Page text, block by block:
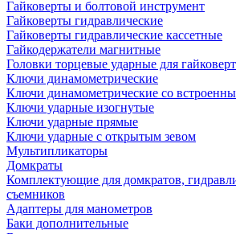
Гайковерты и болтовой инструмент
Гайковерты гидравлические
Гайковерты гидравлические кассетные
Гайкодержатели магнитные
Головки торцевые ударные для
Ключи динамометрические
Ключи динамометрические со
Ключи ударные изогнутые
Ключи ударные прямые
Ключи ударные с открытым зевом
Мультипликаторы
Домкраты
Комплектующие для домкратов,
съемников
Адаптеры для манометров
Баки дополнительные